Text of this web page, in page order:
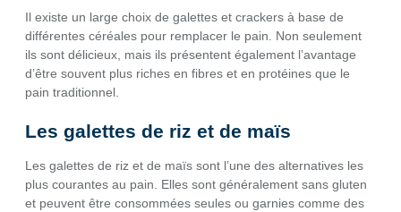
Il existe un large choix de galettes et crackers à base de
différentes céréales pour remplacer le pain. Non seulement
ils sont délicieux, mais ils présentent également l’avantage
d’être souvent plus riches en fibres et en protéines que le
pain traditionnel.
Les galettes de riz et de maïs
Les galettes de riz et de maïs sont l’une des alternatives les
plus courantes au pain. Elles sont généralement sans gluten
et peuvent être consommées seules ou garnies comme des